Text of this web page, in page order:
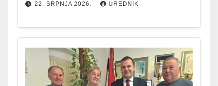
22. SRPNJA 2026. UREDNIK